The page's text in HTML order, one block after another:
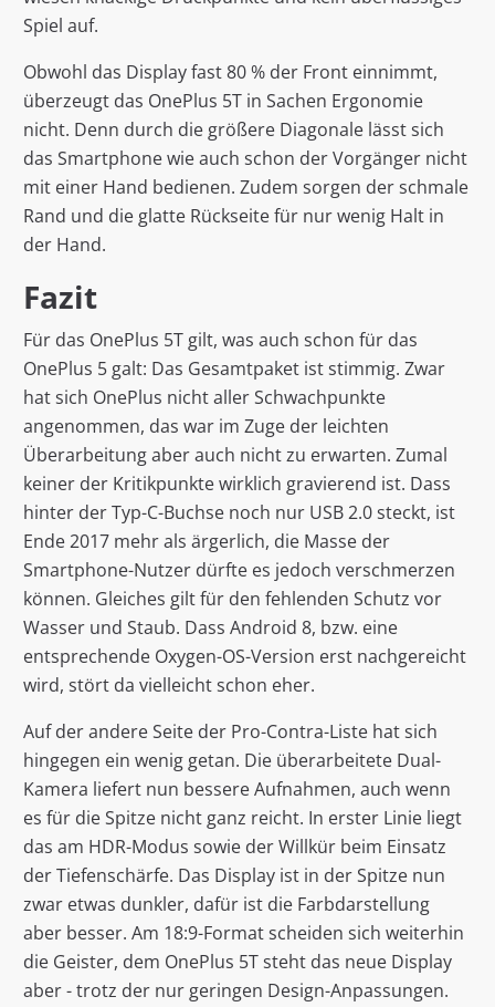
Spiel auf.
Obwohl das Display fast 80 % der Front einnimmt,
überzeugt das OnePlus 5T in Sachen Ergonomie
nicht. Denn durch die größere Diagonale lässt sich
das Smartphone wie auch schon der Vorgänger nicht
mit einer Hand bedienen. Zudem sorgen der schmale
Rand und die glatte Rückseite für nur wenig Halt in
der Hand.
Fazit
Für das OnePlus 5T gilt, was auch schon für das
OnePlus 5 galt: Das Gesamtpaket ist stimmig. Zwar
hat sich OnePlus nicht aller Schwachpunkte
angenommen, das war im Zuge der leichten
Überarbeitung aber auch nicht zu erwarten. Zumal
keiner der Kritikpunkte wirklich gravierend ist. Dass
hinter der Typ-C-Buchse noch nur USB 2.0 steckt, ist
Ende 2017 mehr als ärgerlich, die Masse der
Smartphone-Nutzer dürfte es jedoch verschmerzen
können. Gleiches gilt für den fehlenden Schutz vor
Wasser und Staub. Dass Android 8, bzw. eine
entsprechende Oxygen-OS-Version erst nachgereicht
wird, stört da vielleicht schon eher.
Auf der andere Seite der Pro-Contra-Liste hat sich
hingegen ein wenig getan. Die überarbeitete Dual-
Kamera liefert nun bessere Aufnahmen, auch wenn
es für die Spitze nicht ganz reicht. In erster Linie liegt
das am HDR-Modus sowie der Willkür beim Einsatz
der Tiefenschärfe. Das Display ist in der Spitze nun
zwar etwas dunkler, dafür ist die Farbdarstellung
aber besser. Am 18:9-Format scheiden sich weiterhin
die Geister, dem OnePlus 5T steht das neue Display
aber - trotz der nur geringen Design-Anpassungen.